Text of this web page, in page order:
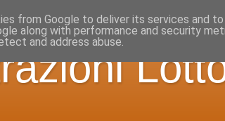
from Google to deliver its services and
along with performance and security
and address abuse.